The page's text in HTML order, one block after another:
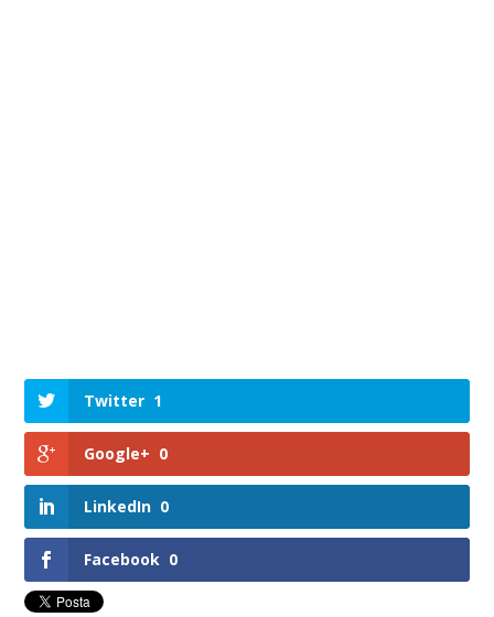
Twitter 1
Google+ 0
LinkedIn 0
Facebook 0